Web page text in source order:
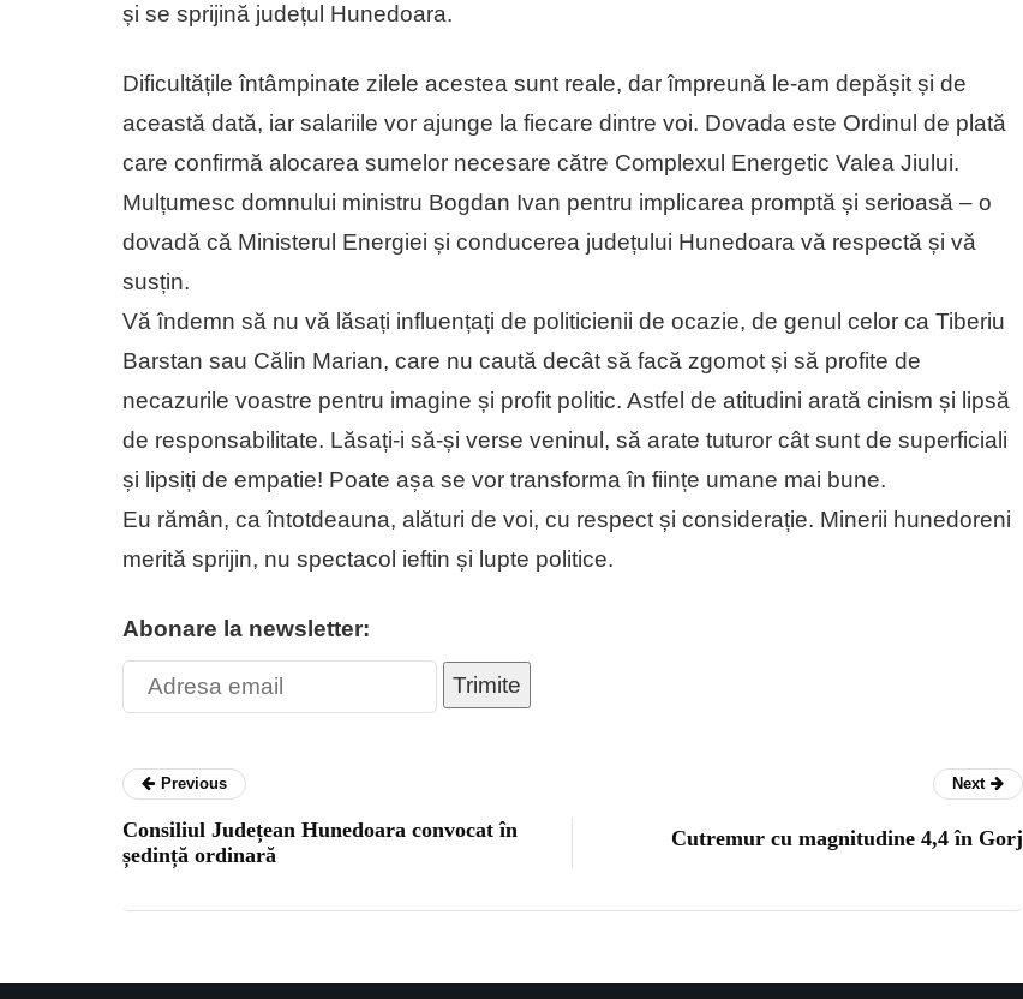
și se sprijină județul Hunedoara.
Dificultățile întâmpinate zilele acestea sunt reale, dar împreună le-am depășit și de
această dată, iar salariile vor ajunge la fiecare dintre voi. Dovada este Ordinul de plată
care confirmă alocarea sumelor necesare către Complexul Energetic Valea Jiului.
Mulțumesc domnului ministru Bogdan Ivan pentru implicarea promptă și serioasă – o
dovadă că Ministerul Energiei și conducerea județului Hunedoara vă respectă și vă
susțin.
Vă îndemn să nu vă lăsați influențați de politicienii de ocazie, de genul celor ca Tiberiu
Barstan sau Călin Marian, care nu caută decât să facă zgomot și să profite de
necazurile voastre pentru imagine și profit politic. Astfel de atitudini arată cinism și lipsă
de responsabilitate. Lăsați-i să-și verse veninul, să arate tuturor cât sunt de superficiali
și lipsiți de empatie! Poate așa se vor transforma în ființe umane mai bune.
Eu rămân, ca întotdeauna, alături de voi, cu respect și considerație. Minerii hunedoreni
merită sprijin, nu spectacol ieftin și lupte politice.
Abonare la newsletter:
Trimite
Previous
Consiliul Județean Hunedoara convocat în
ședință ordinară
Next
Cutremur cu magnitudine 4,4 în Gorj